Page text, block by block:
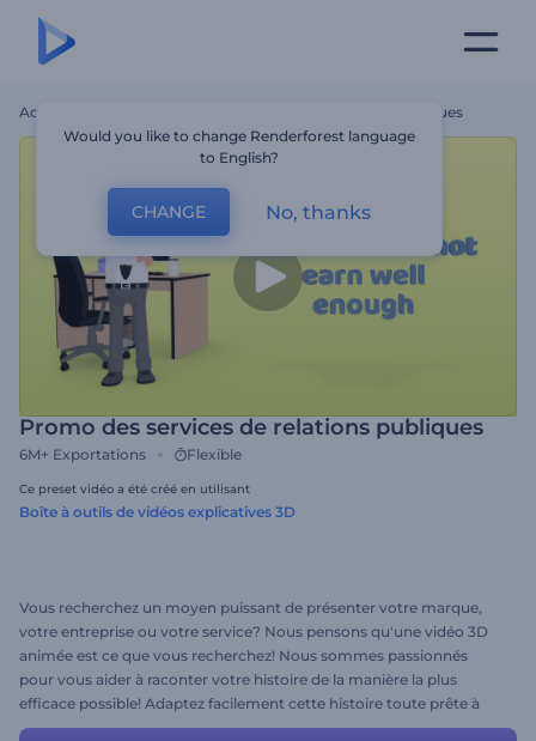
Accueil Promo Des Services De Relations Publiques
Promo des services de relations publiques
6M+ Exportations Flexible
Ce preset vidéo a été créé en utilisant
Boîte à outils de vidéos explicatives 3D
Vous recherchez un moyen puissant de présenter votre marque,
votre entreprise ou votre service? Nous pensons qu'une vidéo 3D
animée est ce que vous recherchez! Nous sommes passionnés
pour vous aider à raconter votre histoire de la manière la plus
efficace possible! Adaptez facilement cette histoire toute prête à
vos besoins en modifiant les scènes, les textes et le style. Choisissez
Would you like to change Renderforest language
to English?
CHANGE No, thanks